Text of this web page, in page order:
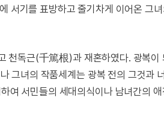
기를 표방하고 줄기차게 이어온 그녀
독근(千篤根)과 재혼하였다. 광복이
그녀의 작품세계는 광복 전의 그것과
여 서민들의 세대의식이나 남녀간의